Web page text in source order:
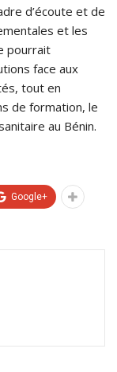
d’écoute et de
et les
pourrait
face aux
tout en
de formation, le
au Bénin.
Google+